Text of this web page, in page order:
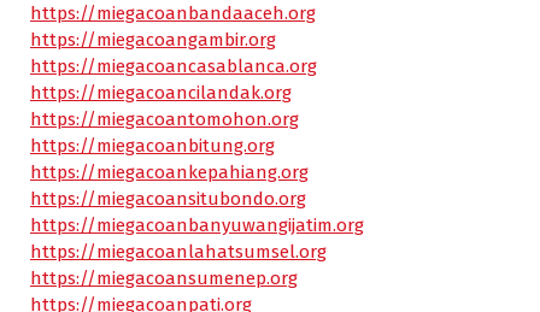
https://miegacoanbandaaceh.org
https://miegacoangambir.org
https://miegacoancasablanca.org
https://miegacoancilandak.org
https://miegacoantomohon.org
https://miegacoanbitung.org
https://miegacoankepahiang.org
https://miegacoansitubondo.org
https://miegacoanbanyuwangijatim.org
https://miegacoanlahatsumsel.org
https://miegacoansumenep.org
https://miegacoanpati.org